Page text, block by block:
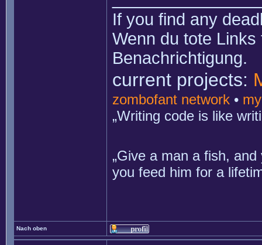
If you find any
Wenn du tote
Benachrichtigung.
current projects:
zombofant network •
„Writing code is like
„Give a man a fish,
you feed him for a
Nach oben